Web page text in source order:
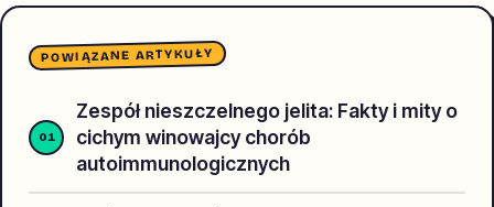
POWIĄZANE ARTYKUŁY
Zespół nieszczelnego jelita: Fakty i mity o
cichym winowajcy chorób
autoimmunologicznych